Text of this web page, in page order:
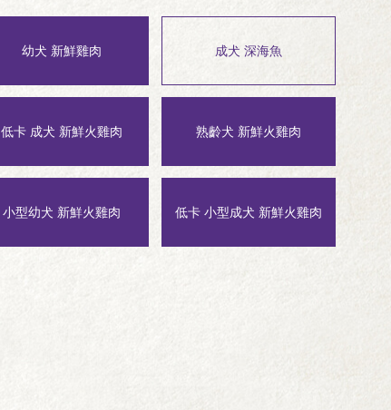
幼犬 新鮮雞肉 成犬 深海魚
低卡 成犬 新鮮火雞肉 熟齡犬 新鮮火雞肉
小型幼犬 新鮮火雞肉 低卡 小型成犬 新鮮火雞肉